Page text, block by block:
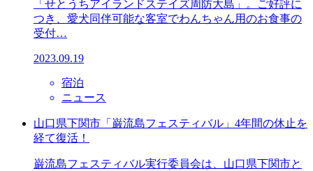
「せとうちアイランドステイズ周防大島」。ご好評に
つき、愛犬同伴可能な客室でわんちゃん用のお食事の
受付…
2023.09.19
宿泊
ニュース
山口県下関市「巌流島フェスティバル」4年間の休止を
経て復活！
巌流島フェスティバル実行委員会は、山口県下関市と